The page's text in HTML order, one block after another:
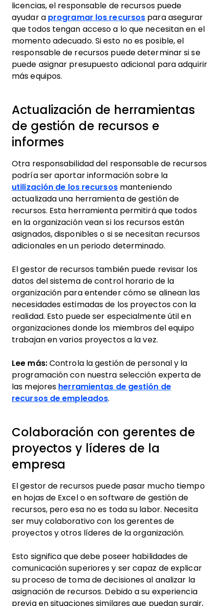
licencias, el responsable de recursos puede
ayudar a programar los recursos para asegurar
que todos tengan acceso a lo que necesitan en el
momento adecuado. Si esto no es posible, el
responsable de recursos puede determinar si se
puede asignar presupuesto adicional para adquirir
más equipos.
Actualización de herramientas
de gestión de recursos e
informes
Otra responsabilidad del responsable de recursos
podría ser aportar información sobre la
utilización de los recursosmanteniendo
actualizada una herramienta de gestión de
recursos. Esta herramienta permitirá que todos
en la organización vean si los recursos están
asignados, disponibles o si se necesitan recursos
adicionales en un periodo determinado.
El gestor de recursos también puede revisar los
datos del sistema de control horario de la
organización para entender cómo se alinean las
necesidades estimadas de los proyectos con la
realidad. Esto puede ser especialmente útil en
organizaciones donde los miembros del equipo
trabajan en varios proyectos a la vez.
Lee más:Controla la gestión de personal y la
programación con nuestra selección experta de
las mejores herramientas de gestión de
recursos de empleados.
Colaboración con gerentes de
proyectos y líderes de la
empresa
El gestor de recursos puede pasar mucho tiempo
en hojas de Excel o en software de gestión de
recursos, pero esa no es toda su labor. Necesita
ser muy colaborativo con los gerentes de
proyectos y otros líderes de la organización.
Esto significa que debe poseer habilidades de
comunicación superiores y ser capaz de explicar
su proceso de toma de decisiones al analizar la
asignación de recursos. Debido a su experiencia
previa en situaciones similares que puedan surgir,